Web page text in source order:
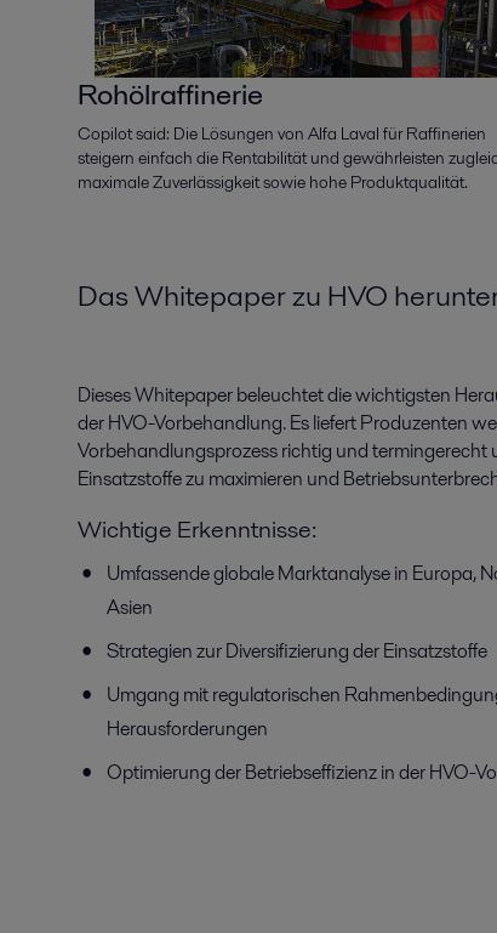
Rohölraffinerie
Copilot said: Die Lösungen von Alfa Laval für Raffinerien
steigern einfach die Rentabilität und gewährleisten
maximale Zuverlässigkeit sowie hohe Produktqualität.
Das Whitepaper zu HVO
Dieses Whitepaper beleuchtet die wichtigsten
der HVO-Vorbehandlung. Es liefert Produzenten
Vorbehandlungsprozess richtig und termingerecht
Einsatzstoffe zu maximieren und
Wichtige Erkenntnisse:
Umfassende globale Marktanalyse in Europa,
Asien
Strategien zur Diversifizierung der Einsatzstoffe
Umgang mit regulatorischen
Herausforderungen
Optimierung der Betriebseffizienz in der HVO-